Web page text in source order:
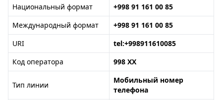
Национальный формат
+998 91 161 00 85
Международный формат
+998 91 161 00 85
URI
tel:+998911610085
Код оператора
998 XX
Тип линии
Мобильный номер
телефона